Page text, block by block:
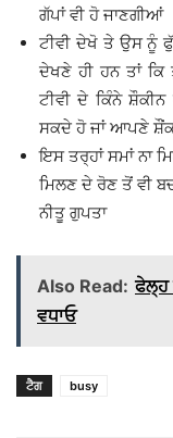
ਗੱਪਾਂ ਵੀ ਹੋ ਜਾਣਗੀਆਂ
ਟੀਵੀ ਦੇਖੋ ਤੇ ਉਸ ਨੂੰ
ਦੇਖਣੇ ਹੀ ਹਨ ਤਾਂ ਕਿ
ਟੀਵੀ ਦੇ ਕਿੰਨੇ
ਸਕਦੇ ਹੋ ਜਾਂ ਆਪਣੇ
ਇਸ ਤਰ੍ਹਾਂ ਸਮਾਂ ਨਾ
ਮਿਲਣ ਦੇ ਰੋਣ ਤੋਂ ਵੀ
ਨੀਤੂ ਗੁਪਤਾ
Also Read: ਫੇਲ੍ਹ
ਵਧਾਓ
ਟੈਗ busy